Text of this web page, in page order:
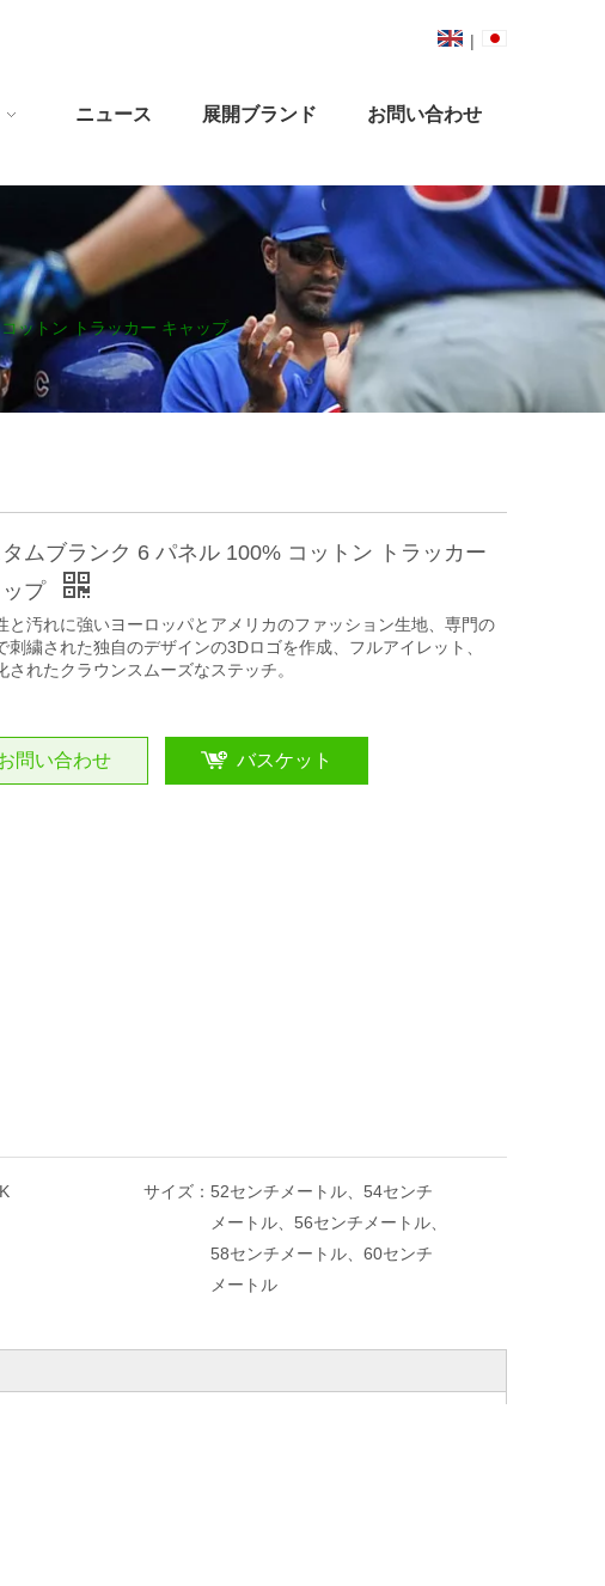
|
ニュース 展開ブランド お問い合わせ
ットン トラッカー キャップ
ムブランク 6 パネル 100% コットン トラッカー
プ
と汚れに強いヨーロッパとアメリカのファッション生地、専門の
刺繍された独自のデザインの3Dロゴを作成、フルアイレット、
されたクラウンスムーズなステッチ。
問い合わせ バスケット
サイズ： 52センチメートル、54センチ
メートル、56センチメートル、
58センチメートル、60センチ
メートル